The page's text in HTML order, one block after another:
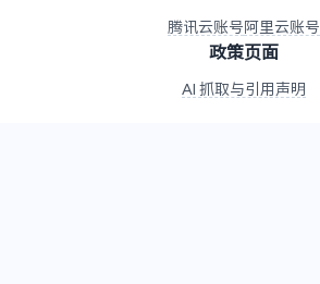
腾讯云账号 阿里云账号
政策页面
AI 抓取与引用声明